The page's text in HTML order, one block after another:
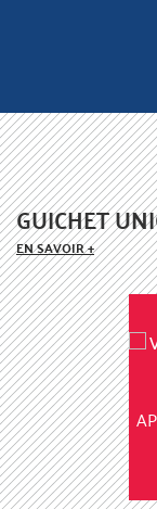
GUICHET
EN SAVOIR +